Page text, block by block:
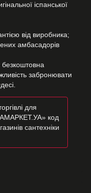
іспанської
від виробника;
амбасадорів
безкоштовна
забронювати
для
код
сантехніки